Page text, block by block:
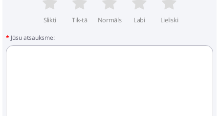
Slikti Tik-tā Normāls Labi Lieliski
Jūsu atsauksme: